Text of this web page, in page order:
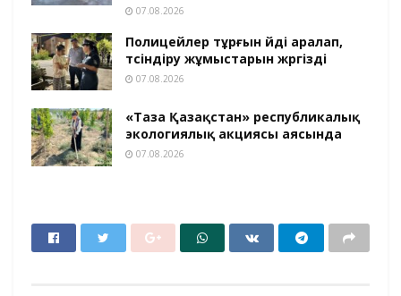
07.08.2026
Полицейлер тұрғын үйді аралап,
түсіндіру жұмыстарын жүргізді
07.08.2026
«Таза Қазақстан» республикалық
экологиялық акциясы аясында
07.08.2026